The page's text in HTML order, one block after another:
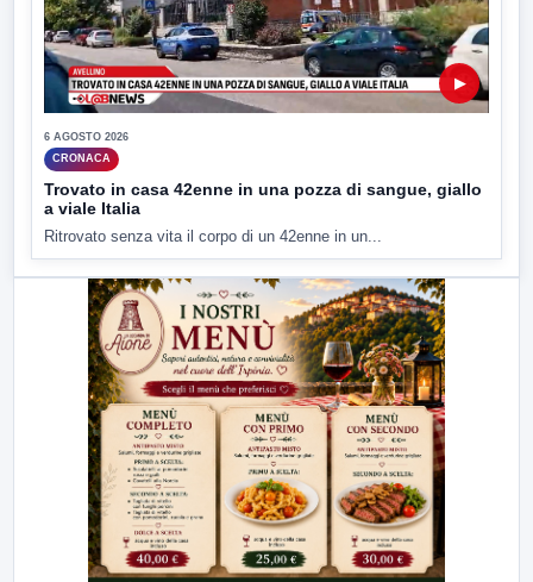
▶
6 AGOSTO 2026
CRONACA
Trovato in casa 42enne in una pozza di sangue, giallo
a viale Italia
Ritrovato senza vita il corpo di un 42enne in un...